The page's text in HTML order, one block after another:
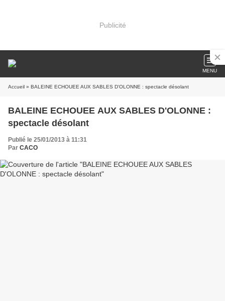
Publicité
MENU
Accueil » BALEINE ECHOUEE AUX SABLES D'OLONNE : spectacle désolant
BALEINE ECHOUEE AUX SABLES D'OLONNE :
spectacle désolant
Publié le 25/01/2013 à 11:31
Par CACO